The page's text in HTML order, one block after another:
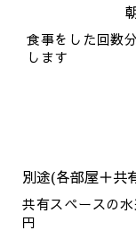
食事をした回数
します
別途(各部屋＋共
共有スペースの
円